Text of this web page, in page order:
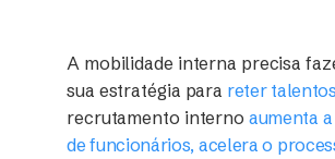
A mobilidade interna precisa
sua estratégia para reter talentos
recrutamento interno aumenta
de funcionários, acelera o